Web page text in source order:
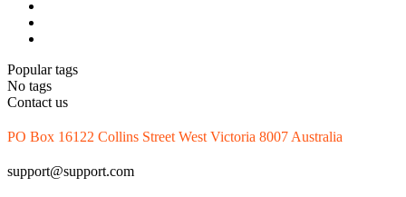
Popular tags
No tags
Contact us
PO Box 16122 Collins Street West Victoria 8007 Australia
support@support.com